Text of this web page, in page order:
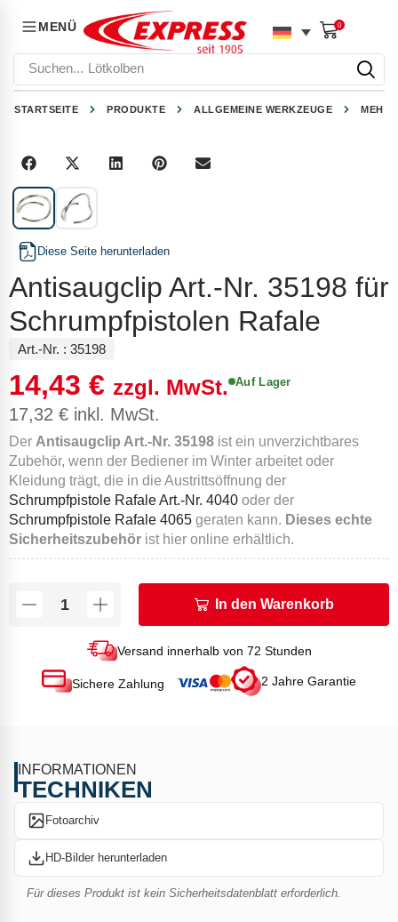
MENÜ 0
Suchen... Lötkolben
STARTSEITE PRODUKTE ALLGEMEINE WERKZEUGE
Diese Seite herunterladen
Antisaugclip Art.-Nr. 35198 für
Schrumpfpistolen Rafale
Art.-Nr. : 35198
14,43 € zzgl. MwSt.
17,32 € inkl. MwSt.
Auf Lager
Der Antisaugclip Art.-Nr. 35198 ist ein unverzichtbares
Zubehör, wenn der Bediener im Winter arbeitet oder
Kleidung trägt, die in die Austrittsöffnung der
Schrumpfpistole Rafale Art.-Nr. 4040 oder der
Schrumpfpistole Rafale 4065 geraten kann. Dieses echte
Sicherheitszubehör ist hier online erhältlich.
In den Warenkorb
Versand innerhalb von 72 Stunden
Sichere Zahlung 2 Jahre Garantie
INFORMATIONEN
TECHNIKEN
Fotoarchiv
HD-Bilder herunterladen
Für dieses Produkt ist kein Sicherheitsdatenblatt erforderlich.